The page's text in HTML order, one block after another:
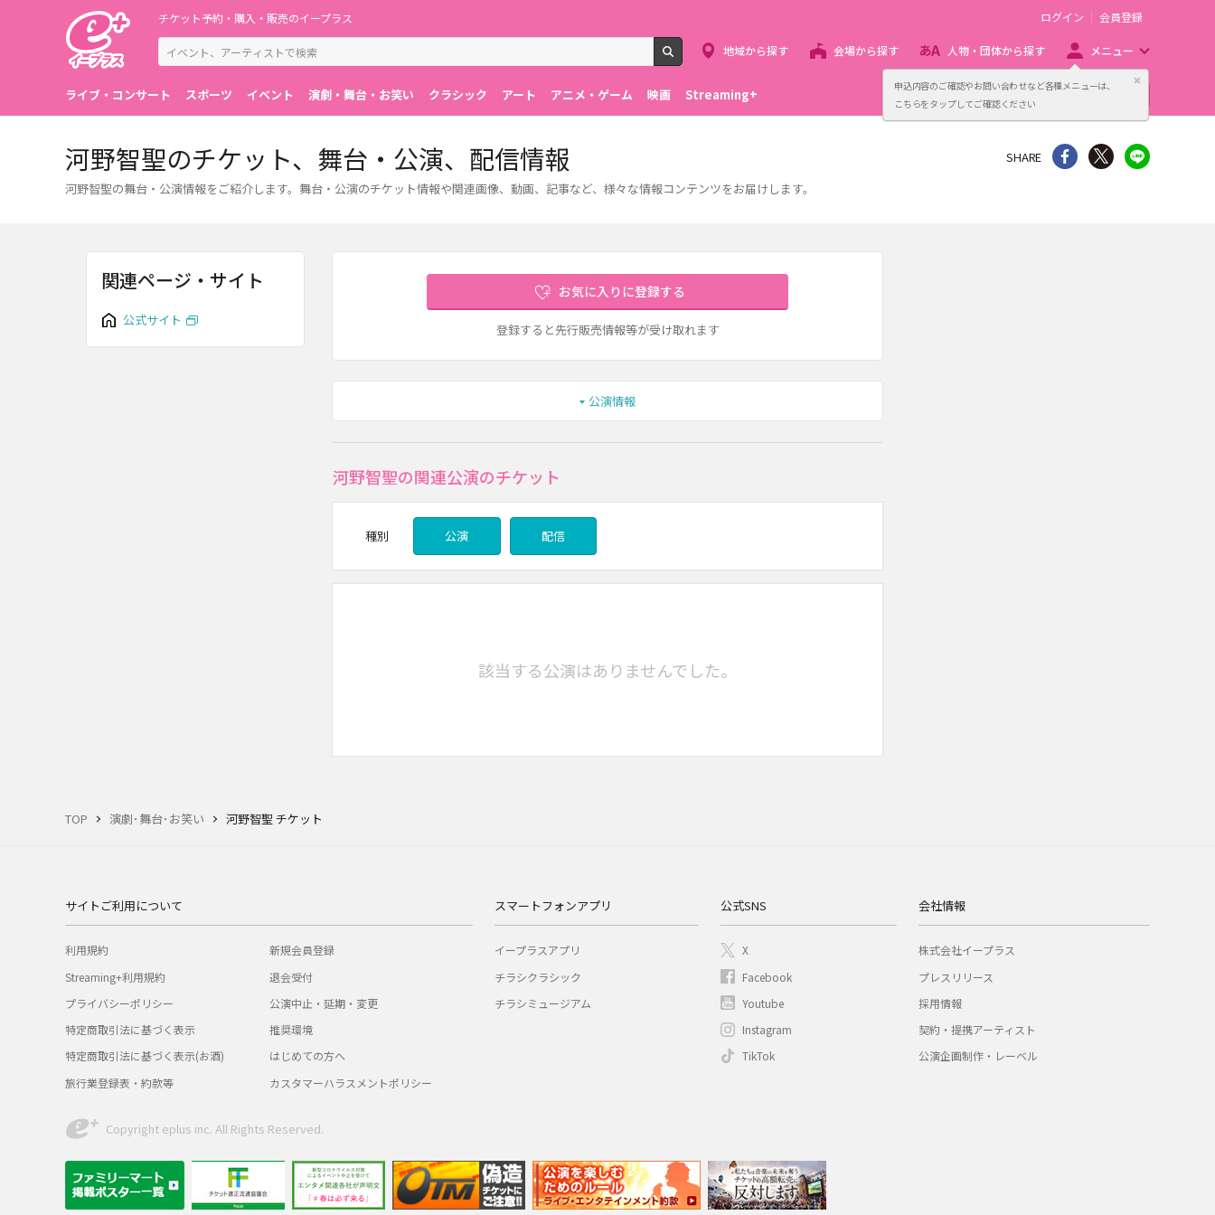
申込内容のご確認やお問い合わせなど各種メニューは、
こちらをタップしてご確認ください
閉じる
チケット予約・購入・販売のイープラス
検索
ログイン 会員登録
地域から探す 会場から探す 人物・団体から探す メニュー
ライブ・コンサート スポーツ イベント 演劇・舞台・お笑い クラシック アート アニメ・ゲーム 映画 Streaming+ 主催者向け販売サービス
TOP 演劇･舞台･お笑い 河野智聖 チケット
河野智聖のチケット、舞台・公演、配信情報
河野智聖の舞台・公演情報をご紹介します。舞台・公演のチケット情報や関連画像、動画、記事など、様々な情報コンテンツをお届けします。
SHARE シェア Twitter
お気に入りに登録する
登録すると先行販売情報等が受け取れます
公演情報
河野智聖の関連公演のチケット
種別 公演 配信
該当する公演はありませんでした。
関連ページ・サイト
公式サイト
サイトご利用について
利用規約
Streaming+利用規約
プライバシーポリシー
特定商取引法に基づく表示
特定商取引法に基づく表示(お酒)
旅行業登録表・約款等
新規会員登録
退会受付
公演中止・延期・変更
推奨環境
はじめての方へ
カスタマーハラスメントポリシー
スマートフォンアプリ
イープラスアプリ
チラシクラシック
チラシミュージアム
公式SNS
X
Facebook
Youtube
Instagram
TikTok
会社情報
株式会社イープラス
プレスリリース
採用情報
契約・提携アーティスト
公演企画制作・レーベル
Copyright eplus inc. All Rights Reserved.